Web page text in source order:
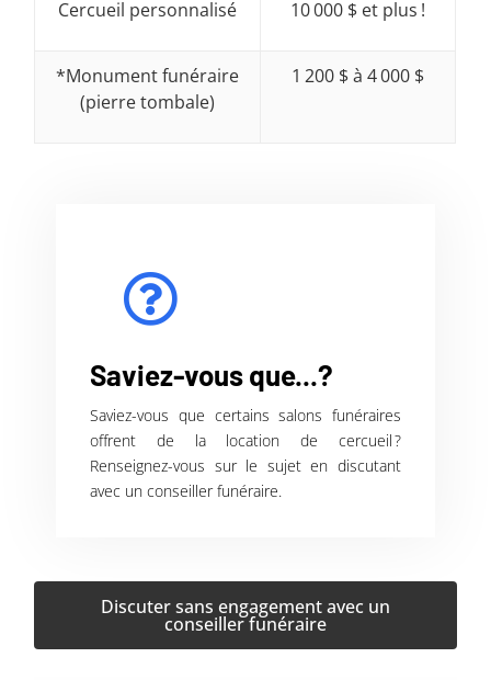
Cercueil personnalisé 10 000 $ et plus !
*Monument funéraire
(pierre tombale)
1 200 $ à 4 000 $
Saviez-vous que...?
Saviez-vous que certains salons funéraires
offrent de la location de cercueil ?
Renseignez-vous sur le sujet en discutant
avec un conseiller funéraire.
Discuter sans engagement avec un
conseiller funéraire